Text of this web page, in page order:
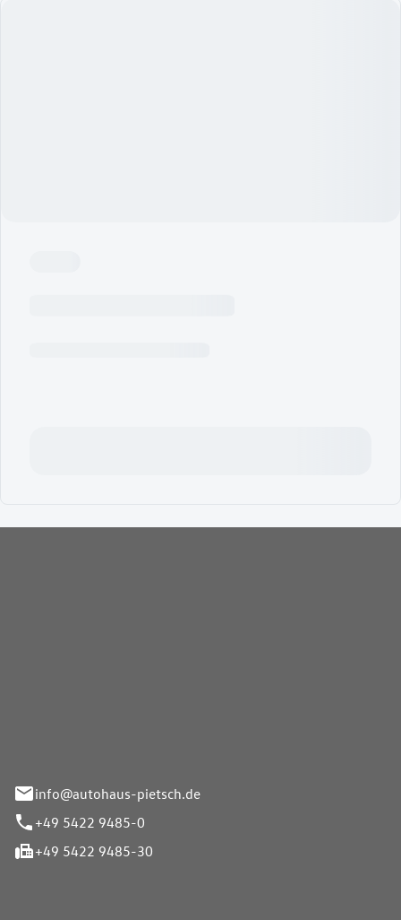
info@autohaus-pietsch.de
+49 5422 9485-0
+49 5422 9485-30